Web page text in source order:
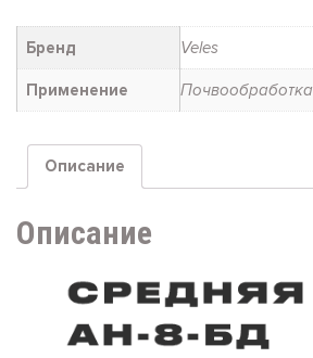
Бренд Veles
Применение Почвообработка
Описание
Описание